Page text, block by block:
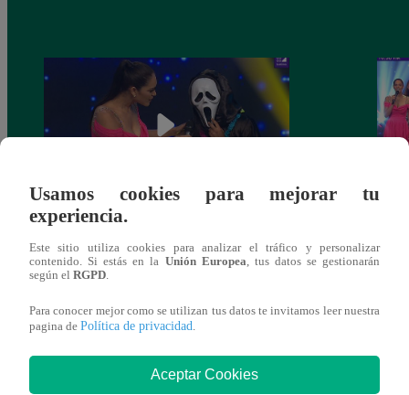
Yo Soy 30 de noviembre del 2018 –
Programa completo
gala
También te puede
Usamos cookies para mejorar tu
experiencia.
Este sitio utiliza cookies para analizar el tráfico y personalizar
contenido. Si estás en la Unión Europea , tus datos se gestionarán
según el RGPD
Para conocer mejor como se utilizan tus datos te invitamos leer nuestra
pagina de Política de privacidad
Aceptar Cookies